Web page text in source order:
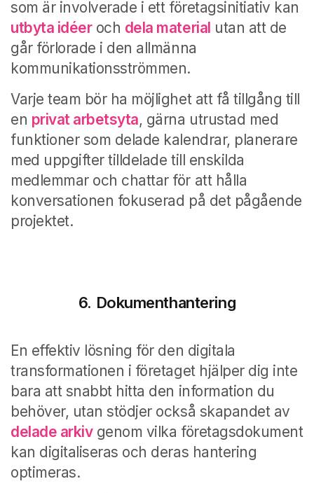
som är involverade i ett företagsinitiativ kan
utbyta idéeroch dela material utan att de
går förlorade i den allmänna
kommunikationsströmmen.
Varje team bör ha möjlighet att få tillgång till
en privat arbetsyta, gärna utrustad med
funktioner som delade kalendrar, planerare
med uppgifter tilldelade till enskilda
medlemmar och chattar för att hålla
konversationen fokuserad på det pågående
projektet.
6. Dokumenthantering
En effektiv lösning för den digitala
transformationen i företaget hjälper dig inte
bara att snabbt hitta den information du
behöver, utan stödjer också skapandet av
delade arkivgenom vilka företagsdokument
kan digitaliseras och deras hantering
optimeras.